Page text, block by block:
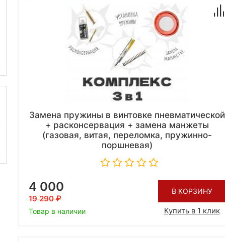
Замена пружины в винтовке пневматической
+ расконсервация + замена манжеты
(газовая, витая, переломка, пружинно-
поршневая)
4 000
19 290
Товар в наличии
В КОРЗИНУ
Купить в 1 клик